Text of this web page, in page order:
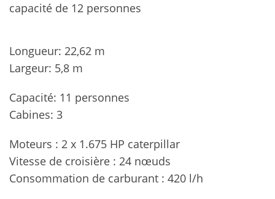
capacité de 12 personnes
Longueur: 22,62 m
Largeur: 5,8 m
Capacité: 11 personnes
Cabines: 3
Moteurs : 2 x 1.675 HP caterpillar
Vitesse de croisière : 24 nœuds
Consommation de carburant : 420 l/h